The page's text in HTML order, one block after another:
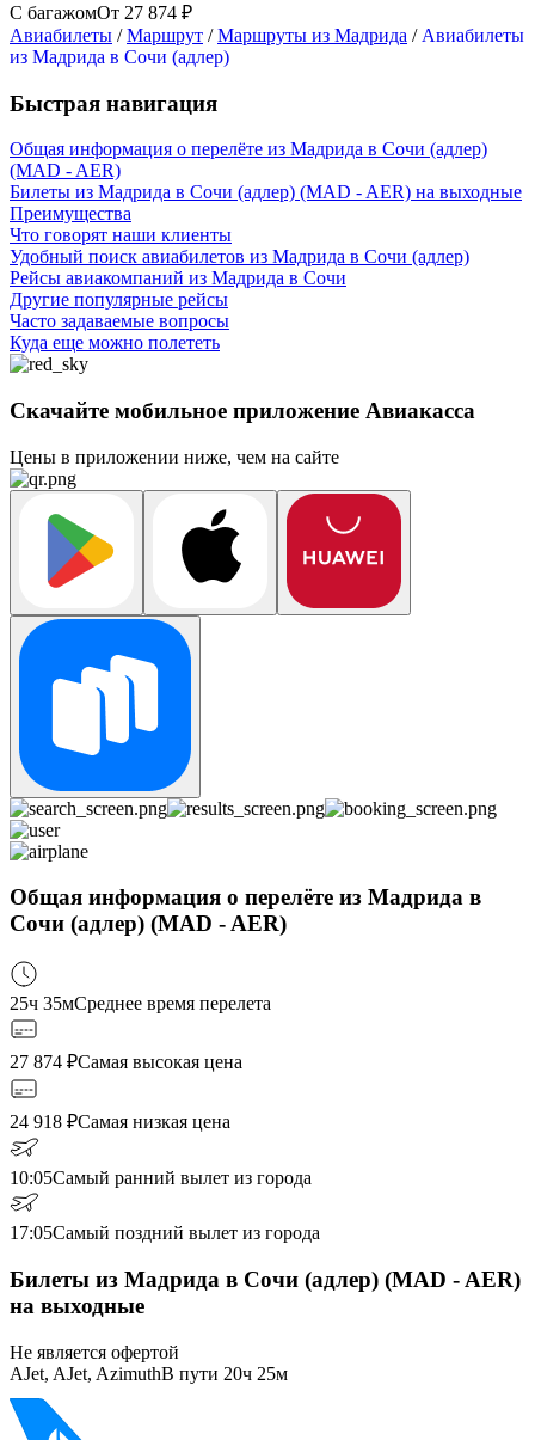
С багажомОт 27 874 ₽
Авиабилеты /Маршрут /Маршруты из Мадрида / Авиабилеты
из Мадрида в Сочи (адлер)
Быстрая навигация
Общая информация о перелёте из Мадрида в Сочи (адлер)
(MAD - AER)
Билеты из Мадрида в Сочи (адлер) (MAD - AER) на выходные
Преимущества
Что говорят наши клиенты
Удобный поиск авиабилетов из Мадрида в Сочи (адлер)
Рейсы авиакомпаний из Мадрида в Сочи
Другие популярные рейсы
Часто задаваемые вопросы
Куда еще можно полететь
Скачайте мобильное приложение Авиакасса
Цены в приложении ниже, чем на сайте
Общая информация о перелёте из Мадрида в
Сочи (адлер) (MAD - AER)
25ч 35мСреднее время перелета
27 874 ₽Самая высокая цена
24 918 ₽Самая низкая цена
10:05Самый ранний вылет из города
17:05Самый поздний вылет из города
Билеты из Мадрида в Сочи (адлер) (MAD - AER)
на выходные
Не является офертой
AJet, AJet, AzimuthВ пути 20ч 25м